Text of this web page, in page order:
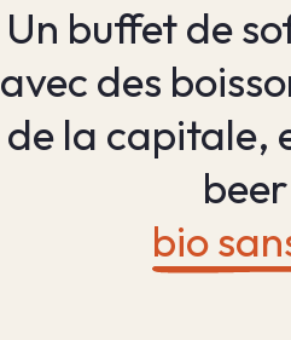
Un buffet de
avec des
de la capitale,
bio